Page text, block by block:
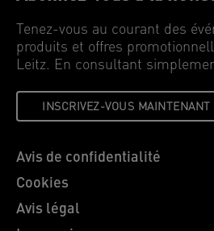
Tenez-vous au courant des
produits et offres
Leitz. En consultant
INSCRIVEZ-VOUS MAINTENANT
Avis de confidentialité
Cookies
Avis légal